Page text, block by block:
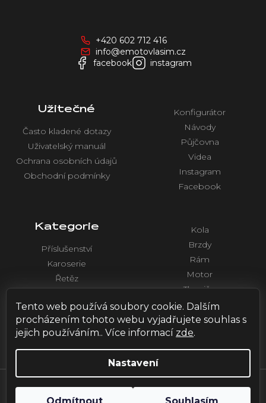
Tento web používá soubory cookie. Dalším
procházením tohoto webu vyjadřujete souhlas s
jejich používáním.. Více informací zde.
Nastavení
+420 602 712 416
info@emotovlasim.cz
facebook
instagram
Užitečné
Často kladené dotazy
Uživatelský manuál
Ochrana osobních údajů
Obchodní podmínky
Konfigurátor
Návody
Půjčovna
Videa
Instagram
Facebook
Kategorie
Příslušenství
Karoserie
Řetěz
Elektronika
Kola
Brzdy
Rám
Motor
Tlumiče
Řídítka a ovládaní
Vytvořil Shoptet